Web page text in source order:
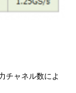
チャネル数によ